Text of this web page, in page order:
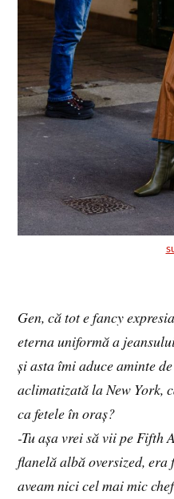
Gen, că tot e fancy
eterna uniformă a
și asta îmi aduce aminte
aclimatizată la New York,
ca fetele în oraș?
-Tu așa vrei să vii pe Fifth
flanelă albă oversized,
aveam nici cel mai mic